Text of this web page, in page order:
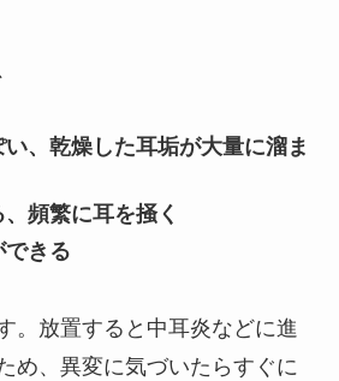
、乾燥した耳垢が大量に溜ま
頻繁に耳を掻く
きる
。放置すると中耳炎などに進
め、異変に気づいたらすぐに